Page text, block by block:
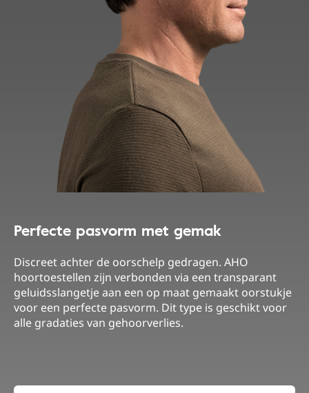
Perfecte pasvorm met gemak
Discreet achter de oorschelp gedragen. AHO
hoortoestellen zijn verbonden via een transparant
geluidsslangetje aan een op maat gemaakt oorstukje
voor een perfecte pasvorm. Dit type is geschikt voor
alle gradaties van gehoorverlies.